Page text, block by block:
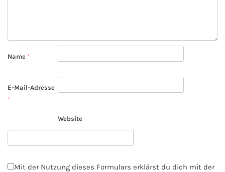
Name *
E-Mail-Adresse
*
Website
Mit der Nutzung dieses Formulars erklärst du dich mit der